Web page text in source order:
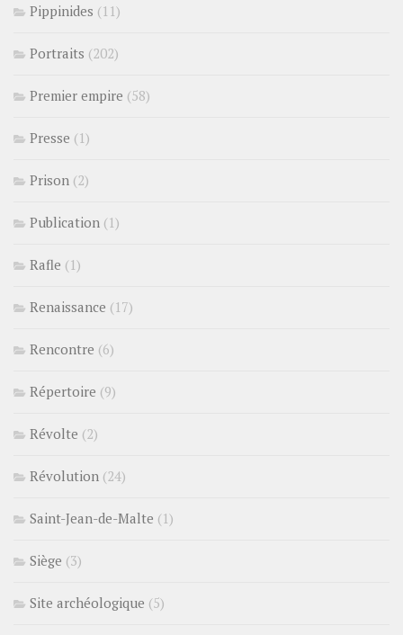
Pippinides (11)
Portraits (202)
Premier empire (58)
Presse (1)
Prison (2)
Publication (1)
Rafle (1)
Renaissance (17)
Rencontre (6)
Répertoire (9)
Révolte (2)
Révolution (24)
Saint-Jean-de-Malte (1)
Siège (3)
Site archéologique (5)